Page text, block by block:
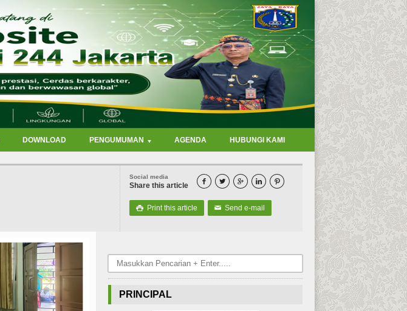
DOWNLOAD PENGUMUMAN AGENDA HUBUNGI KAMI
Social media
Share this article     
 Print this article ✉ Send e-mail
PRINCIPAL